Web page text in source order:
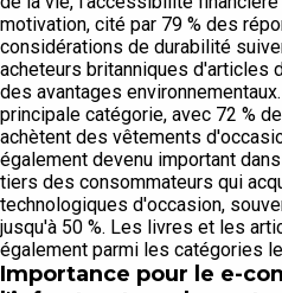
motivation, cité par 79 % des
considérations de durabilité
acheteurs britanniques d'articles
des avantages
principale catégorie, avec 72 %
achètent des vêtements
également devenu important
tiers des consommateurs qui
technologiques d'occasion,
jusqu'à 50 %. Les livres et les
également parmi les catégories
Importance pour le e-